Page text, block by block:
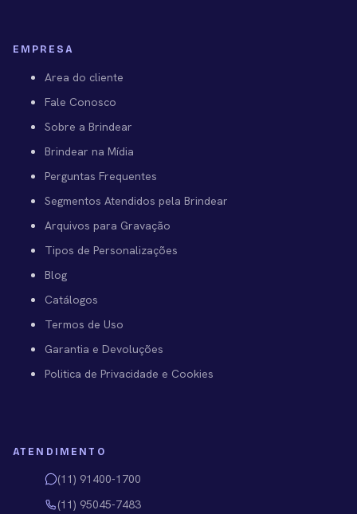
EMPRESA
Area do cliente
Fale Conosco
Sobre a Brindear
Brindear na Mídia
Perguntas Frequentes
Segmentos Atendidos pela Brindear
Arquivos para Gravação
Tipos de Personalizações
Blog
Catálogos
Termos de Uso
Garantia e Devoluções
Politica de Privacidade e Cookies
ATENDIMENTO
(11) 91400-1700
(11) 95045-7483